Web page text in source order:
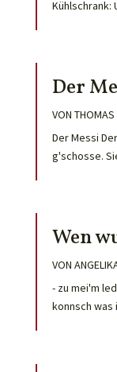
Kühlschrank:
Der
VON THOMAS
Der Messi
g'schosse.
Wen
VON
- zu mei'm
konnsch was